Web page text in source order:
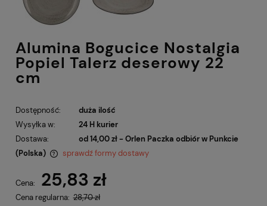
Alumina Bogucice Nostalgia
Popiel Talerz deserowy 22
cm
Dostępność:
duża ilość
Wysyłka w:
24 H kurier
Dostawa:
od 14,00 zł - Orlen Paczka odbiór w Punkcie
(Polska)
sprawdź formy dostawy
Cena: 25,83 zł
Cena regularna: 28,70 zł